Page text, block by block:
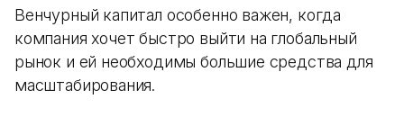
Венчурный капитал особенно важен, когда
компания хочет быстро выйти на глобальный
рынок и ей необходимы большие средства для
масштабирования.